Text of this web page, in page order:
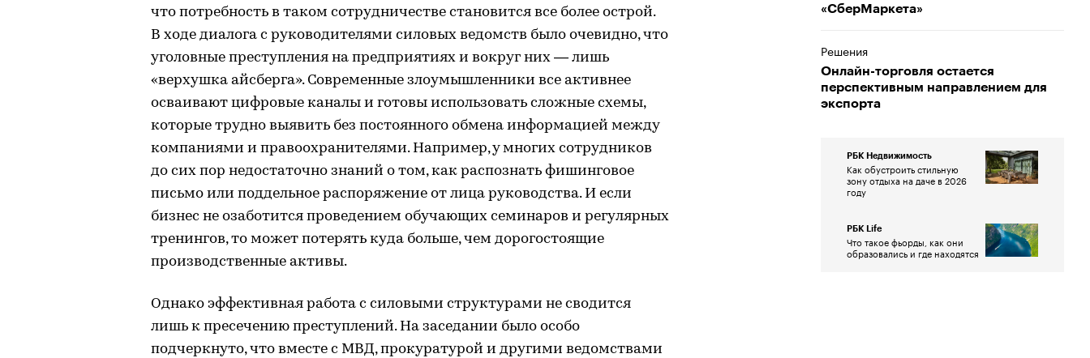
что потребность в таком сотрудничестве становится все более острой.
В ходе диалога с руководителями силовых ведомств было очевидно, что
уголовные преступления на предприятиях и вокруг них — лишь
«верхушка айсберга». Современные злоумышленники все активнее
осваивают цифровые каналы и готовы использовать сложные схемы,
которые трудно выявить без постоянного обмена информацией между
компаниями и правоохранителями. Например, у многих сотрудников
до сих пор недостаточно знаний о том, как распознать фишинговое
письмо или поддельное распоряжение от лица руководства. И если
бизнес не озаботится проведением обучающих семинаров и регулярных
тренингов, то может потерять куда больше, чем дорогостоящие
производственные активы.
Однако эффективная работа с силовыми структурами не сводится
лишь к пресечению преступлений. На заседании было особо
подчеркнуто, что вместе с МВД, прокуратурой и другими ведомствами
«СберМаркета»
Решения
Онлайн-торговля остается
перспективным направлением для
экспорта
РБК Недвижимость
Как обустроить стильную
зону отдыха на даче в 2026
году
РБК Life
Что такое фьорды, как они
образовались и где находятся